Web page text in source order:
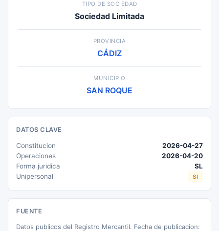
TIPO DE SOCIEDAD
Sociedad Limitada
PROVINCIA
CÁDIZ
MUNICIPIO
SAN ROQUE
DATOS CLAVE
Constitucion
2026-04-27
Operaciones
2026-04-20
Forma juridica
SL
Unipersonal
SI
FUENTE
Datos publicos del Registro Mercantil. Fecha de publicacion: